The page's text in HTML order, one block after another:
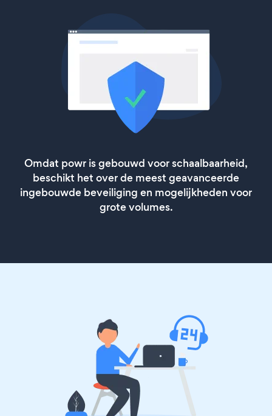
Omdat powr is gebouwd voor schaalbaarheid,
beschikt het over de meest geavanceerde
ingebouwde beveiliging en mogelijkheden voor
grote volumes.